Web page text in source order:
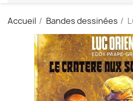
Accueil Bandes dessinées